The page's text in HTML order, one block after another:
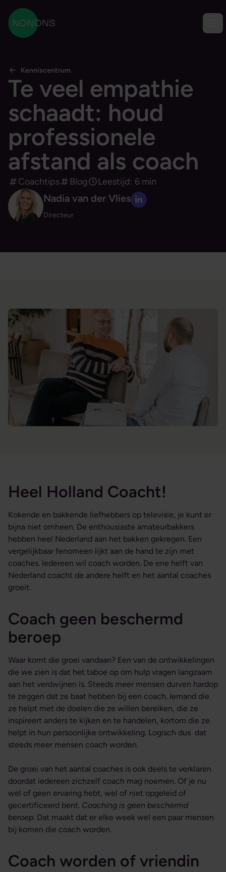
NONONS
Kenniscentrum
Te veel empathie
schaadt: houd
professionele
afstand als coach
Coachtips Blog Leestijd: 6 min
Nadia van der Vlies
LinkedIn profiel
Directeur
Heel Holland Coacht!
Kokende en bakkende liefhebbers op televisie, je kunt er
bijna niet omheen. De enthousiaste amateurbakkers
hebben heel Nederland aan het bakken gekregen. Een
vergelijkbaar fenomeen lijkt aan de hand te zijn met
coaches. Iedereen wil coach worden. De ene helft van
Nederland coacht de andere helft en het aantal coaches
groeit.
Coach geen beschermd
beroep
Waar komt die groei vandaan? Een van de ontwikkelingen
die we zien is dat het taboe op om hulp vragen langzaam
aan het verdwijnen is. Steeds meer mensen durven hardop
te zeggen dat ze baat hebben bij een coach. Iemand die
ze helpt met de doelen die ze willen bereiken, die ze
inspireert anders te kijken en te handelen, kortom die ze
helpt in hun persoonlijke ontwikkeling. Logisch dus dat
steeds meer mensen coach worden.
De groei van het aantal coaches is ook deels te verklaren
doordat iedereen zichzelf coach mag noemen. Of je nu
wel of geen ervaring hebt, wel of niet opgeleid of
gecertificeerd bent. Coaching is geen beschermd
beroep. Dat maakt dat er elke week wel een paar mensen
bij komen die coach worden.
Coach worden of vriendin